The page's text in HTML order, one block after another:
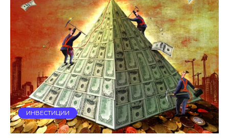
ИНВЕСТИЦИИ